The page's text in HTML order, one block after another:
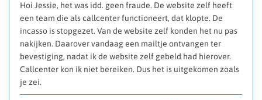
Hoi Jessie, het was idd. geen fraude. De website zelf heeft
een team die als callcenter functioneert, dat klopte. De
incasso is stopgezet. Van de website zelf konden het nu pas
nakijken. Daarover vandaag een mailtje ontvangen ter
bevestiging, nadat ik de website zelf gebeld had hierover.
Callcenter kon ik niet bereiken. Dus het is uitgekomen zoals
je zei.